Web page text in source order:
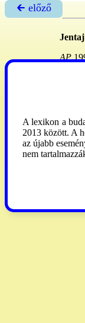
🡰 előző
Jentaj
AP
A lexikon a
2013 között. A
az újabb
nem